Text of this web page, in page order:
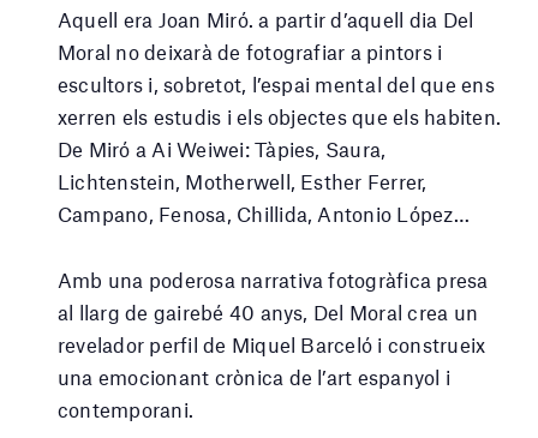
Aquell era Joan Miró. a partir d’aquell dia Del
Moral no deixarà de fotografiar a pintors i
escultors i, sobretot, l’espai mental del que ens
xerren els estudis i els objectes que els habiten.
De Miró a Ai Weiwei: Tàpies, Saura,
Lichtenstein, Motherwell, Esther Ferrer,
Campano, Fenosa, Chillida, Antonio López…
Amb una poderosa narrativa fotogràfica presa
al llarg de gairebé 40 anys, Del Moral crea un
revelador perfil de Miquel Barceló i construeix
una emocionant crònica de l’art espanyol i
contemporani.